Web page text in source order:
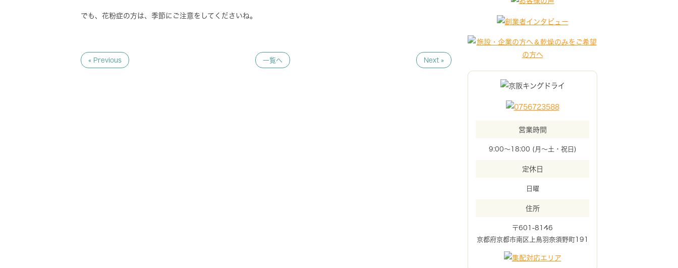
でも、花粉症の方は、季節にご注意をしてくださいね。
« Previous 一覧へ Next »
営業時間
9:00～18:00 (月～土・祝日)
定休日
日曜
住所
〒601-8146
京都府京都市南区上鳥羽奈須野町191